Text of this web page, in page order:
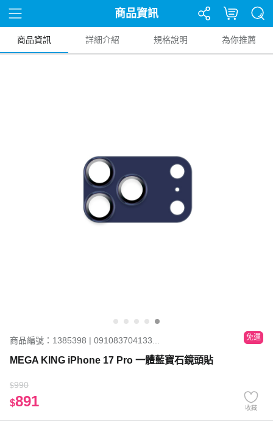
商品資訊
商品資訊 詳細介紹 規格說明 為你推薦
商品編號：1385398 | 091083704133... 免運
MEGA KING iPhone 17 Pro 一體藍寶石鏡頭貼
$990
$891 收藏